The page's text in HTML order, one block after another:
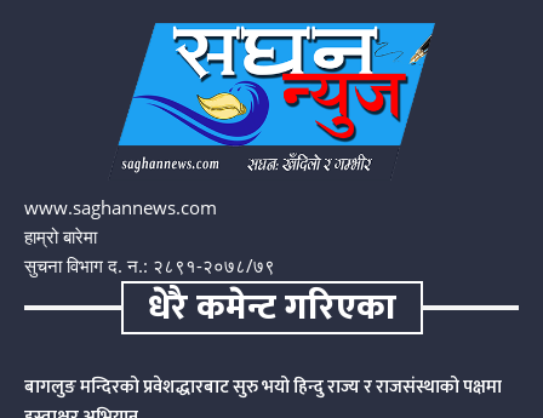
www.saghannews.com
हाम्रो बारेमा
सुचना विभाग द. न.: २८९१-२०७८/७९
धेरै कमेन्ट गरिएका
बागलुङ मन्दिरको प्रवेशद्धारबाट सुरु भयो हिन्दु राज्य र राजसंस्थाको पक्षमा